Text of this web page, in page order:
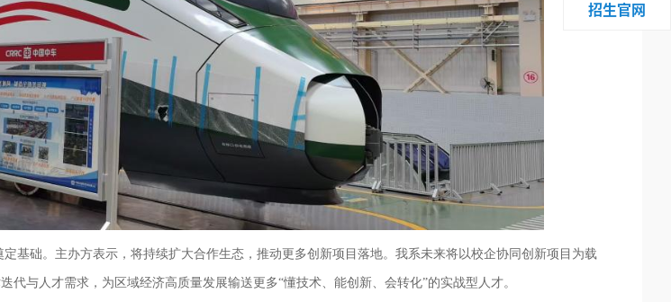
基础。主办方表示，将持续扩大合作生态，推动更多创新项目落地。 我系未来将以校企协同创新项目为载
代与人才需求，为区域经济高质量发展输送更多“懂技术、能创新、会转化”的实战型人才。
招生官网